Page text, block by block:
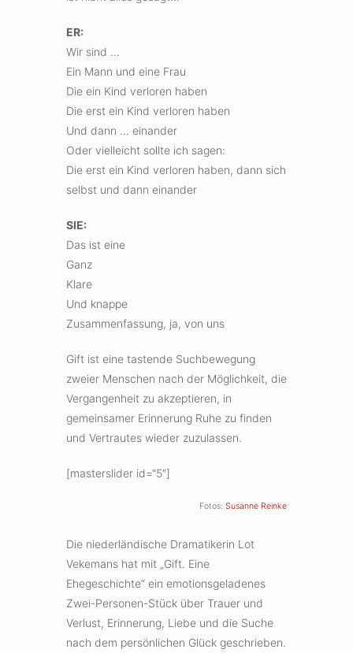
ER:
Wir sind …
Ein Mann und eine Frau
Die ein Kind verloren haben
Die erst ein Kind verloren haben
Und dann … einander
Oder vielleicht sollte ich sagen:
Die erst ein Kind verloren haben, dann sich
selbst und dann einander
SIE:
Das ist eine
Ganz
Klare
Und knappe
Zusammenfassung, ja, von uns
Gift ist eine tastende Suchbewegung
zweier Menschen nach der Möglichkeit, die
Vergangenheit zu akzeptieren, in
gemeinsamer Erinnerung Ruhe zu finden
und Vertrautes wieder zuzulassen.
[masterslider id=“5″]
Fotos: Susanne Reinke
Die niederländische Dramatikerin Lot
Vekemans hat mit „Gift. Eine
Ehegeschichte“ ein emotionsgeladenes
Zwei-Personen-Stück über Trauer und
Verlust, Erinnerung, Liebe und die Suche
nach dem persönlichen Glück geschrieben.